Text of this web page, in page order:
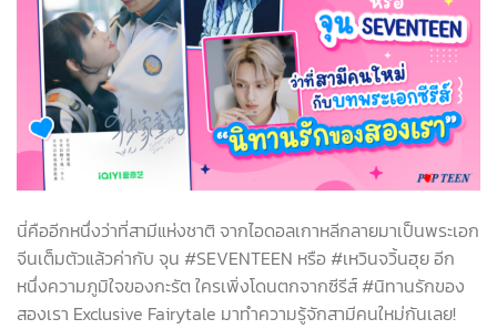
นี่คืออีกหนึ่งว่าที่สามีแห่งชาติ จากไอดอลเกาหลีกลายมาเป็นพระเอก
จีนเต็มตัวแล้วค่ากับ จุน #SEVENTEEN หรือ #เหวินจวิ้นฮุย อีก
หนึ่งความภูมิใจของกะรัต ใครเพิ่งโดนตกจากซีรีส์ #นิทานรักของ
สองเรา Exclusive Fairytale มาทำความรู้จักสามีคนใหม่กันเลย!